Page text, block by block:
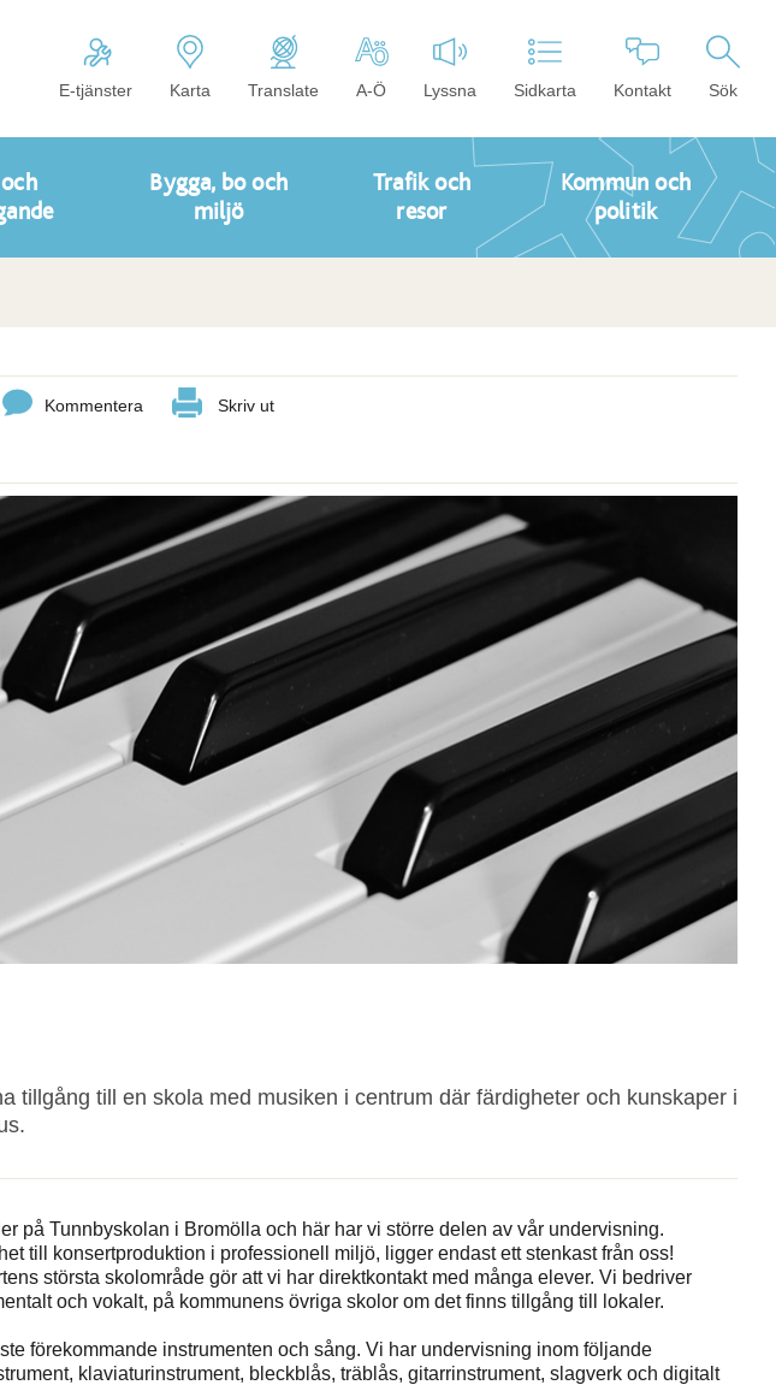
E-tjänster Karta Translate A-Ö Lyssna Sidkarta Kontakt Sök
och
Bygga, bo och
miljö
Trafik och
resor
Kommun och
politik
Kommentera Skriv ut
tillgång till en skola med musiken i centrum där färdigheter och kunskaper i
på Tunnbyskolan i Bromölla och här har vi större delen av vår undervisning.
till konsertproduktion i professionell miljö, ligger endast ett stenkast från oss!
största skolområde gör att vi har direktkontakt med många elever. Vi bedriver
och vokalt, på kommunens övriga skolor om det finns tillgång till lokaler.
förekommande instrumenten och sång. Vi har undervisning inom följande
klaviaturinstrument, bleckblås, träblås, gitarrinstrument, slagverk och digitalt